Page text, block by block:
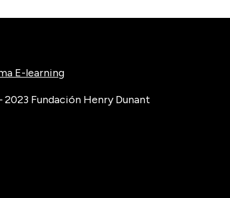
E-learning
Fundación Henry Dunant